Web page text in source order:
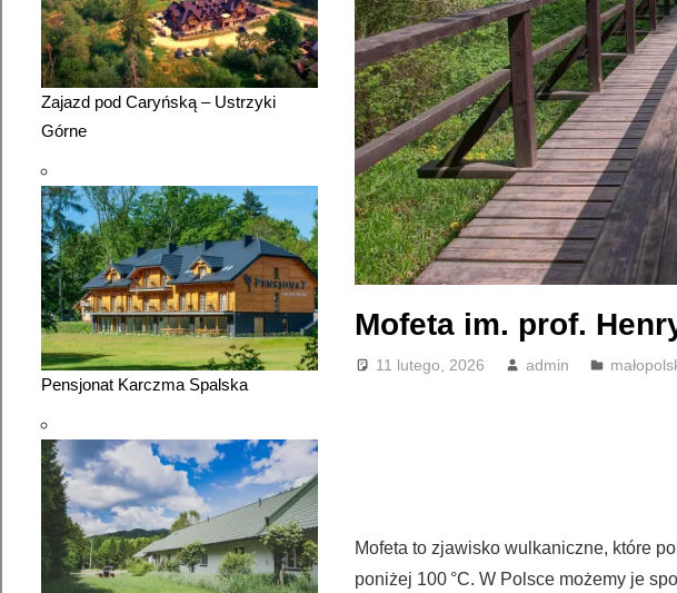
Mofeta im. prof.
11 lutego, 2026 admin
Mofeta to zjawisko wulkaniczne, które
poniżej 100 °C. W Polsce możemy je
Zajazd pod Caryńską – Ustrzyki
Górne
Pensjonat Karczma Spalska